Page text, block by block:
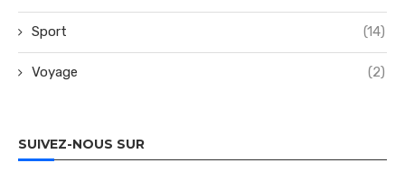
Sport (14)
Voyage (2)
SUIVEZ-NOUS SUR